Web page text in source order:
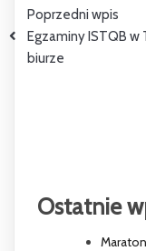
Poprzedni wpis
Egzaminy ISTQB w
biurze
Ostatnie